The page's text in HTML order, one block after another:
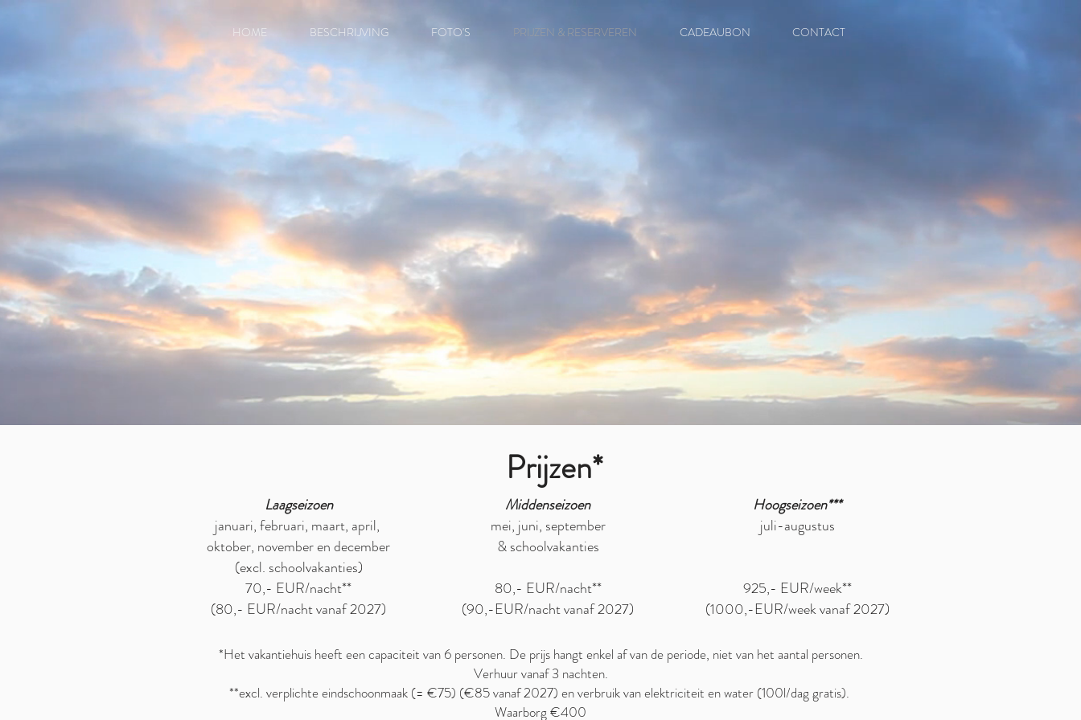
HOME BESCHRIJVING FOTO'S PRIJZEN & RESERVEREN CADEAUBON CONTACT
Prijzen*
Laagseizoen
januari, februari, maart, april,
oktober, november en december
(excl. schoolvakanties)
70,- EUR/nacht**
(80,- EUR/nacht vanaf 2027)
Middenseizoen
mei, juni, september
& schoolvakanties
80,- EUR/nacht**
(90,-EUR/nacht vanaf 2027)
Hoogseizoen***
juli-augustus
925,- EUR/week**
(1000,-EUR/week vanaf 2027)
*Het vakantiehuis heeft een capaciteit van 6 personen. De prijs hangt enkel af van de periode, niet van het aantal personen.
Verhuur vanaf 3 nachten.
**excl. verplichte eindschoonmaak (= €75) (€85 vanaf 2027) en verbruik van elektriciteit en water (100l/dag gratis).
Waarborg €400